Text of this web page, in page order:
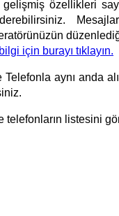
gelişmiş özellikleri
için burayı tıklayın.
aynı anda
telefonların listesini